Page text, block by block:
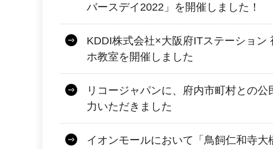
バースデイ2022」を開催しました！
KDDI株式会社×大阪府ITステーション
ホ教室を開催しました
リコージャパンに、府内市町村との
力いただきました
イオンモールにおいて「鳥飼仁和寺大